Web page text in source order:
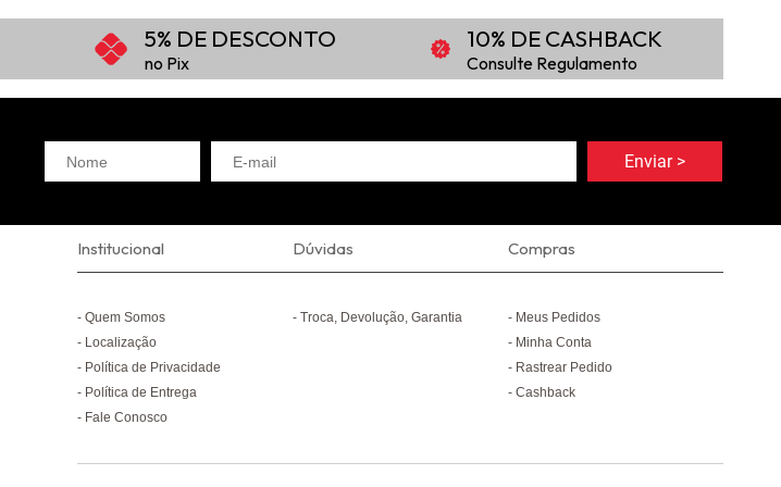
5% DE DESCONTO
no Pix
10% DE CASHBACK
Consulte Regulamento
Institucional
Quem Somos
Localização
Política de Privacidade
Política de Entrega
Fale Conosco
Dúvidas
Troca, Devolução, Garantia
Compras
Meus Pedidos
Minha Conta
Rastrear Pedido
Cashback